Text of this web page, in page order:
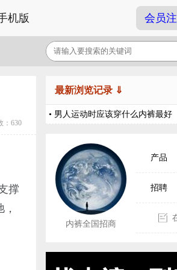
机版 会员
：630
撑
最新浏览记录 ⇓
• 男人运动时应该穿什么内裤最好
内裤全国招商
产品
招聘